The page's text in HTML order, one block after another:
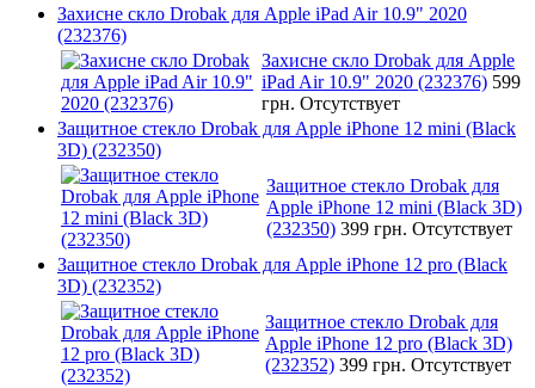
Захисне скло Drobak для Apple iPad Air 10.9" 2020
(232376)
Захисне скло Drobak для Apple
iPad Air 10.9" 2020 (232376) 599
грн. Отсутствует
Защитное стекло Drobak для Apple iPhone 12 mini (Black
3D) (232350)
Защитное стекло Drobak для
Apple iPhone 12 mini (Black 3D)
(232350) 399 грн. Отсутствует
Защитное стекло Drobak для Apple iPhone 12 pro (Black
3D) (232352)
Защитное стекло Drobak для
Apple iPhone 12 pro (Black 3D)
(232352) 399 грн. Отсутствует